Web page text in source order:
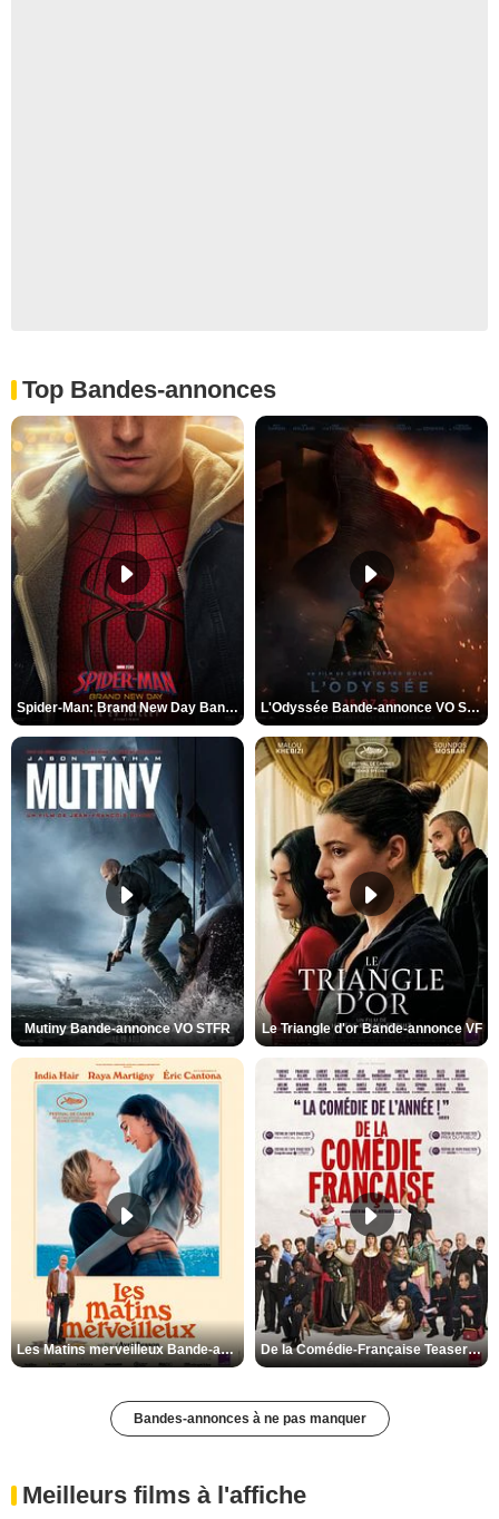
Top Bandes-annonces
Spider-Man: Brand New Day Bande-annonce VO STFR L'Odyssée Bande-annonce VO STFR
Mutiny Bande-annonce VO STFR Le Triangle d'or Bande-annonce VF
Les Matins merveilleux Bande-annonce VF De la Comédie-Française Teaser VF
Bandes-annonces à ne pas manquer
Meilleurs films à l'affiche